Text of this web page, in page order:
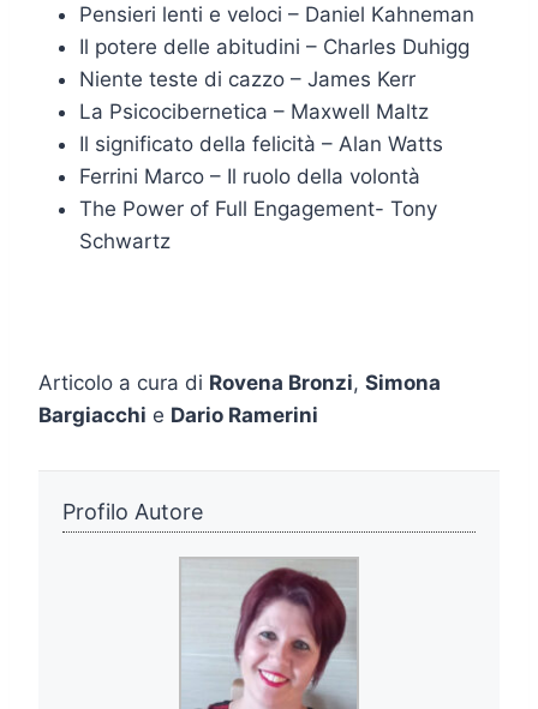
Pensieri lenti e veloci – Daniel Kahneman
Il potere delle abitudini – Charles Duhigg
Niente teste di cazzo – James Kerr
La Psicocibernetica – Maxwell Maltz
Il significato della felicità – Alan Watts
Ferrini Marco – Il ruolo della volontà
The Power of Full Engagement- Tony
Schwartz
Articolo a cura di Rovena Bronzi, Simona
Bargiacchi e Dario Ramerini
Profilo Autore